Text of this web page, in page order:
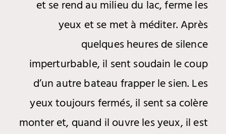
et se rend au milieu du lac, ferme les
yeux et se met à méditer. Après
quelques heures de silence
imperturbable, il sent soudain le coup
d’un autre bateau frapper le sien. Les
yeux toujours fermés, il sent sa colère
monter et, quand il ouvre les yeux, il est